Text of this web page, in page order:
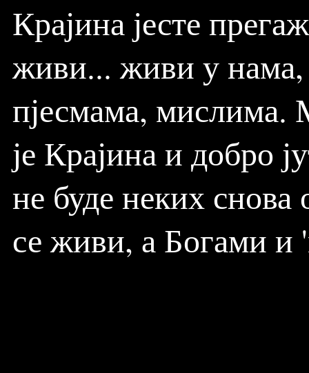
Крајина јесте
живи... живи у
пјесмама, мислима.
је Крајина и добро
не буде неких
се живи, а Богами и